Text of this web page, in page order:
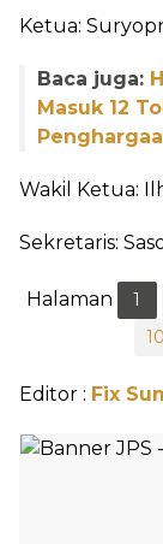
Ketua:
Baca juga:
Masuk 12
Wakil Ketua:
Sekretaris:
Halaman 1
10
Editor : Fix